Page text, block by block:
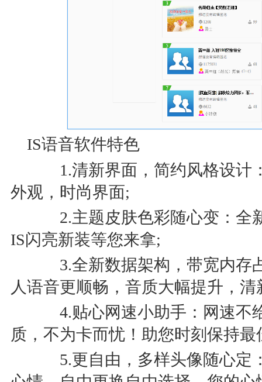
IS语音软件特色
1.清新界面，简约风格设计
外观，时尚界面;
2.主题皮肤色彩随心变：全
IS闪亮新装等您来拿;
3.全新数据架构，带宽内存
人语音更顺畅，音质大幅提升，清
4.贴心网速小助手：网速不
质，不为卡而忧！助您时刻保持
5.更自由，多样头像随心定